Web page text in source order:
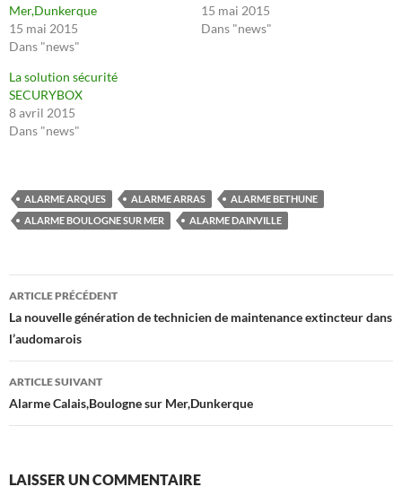
Mer,Dunkerque
15 mai 2015
Dans "news"
15 mai 2015
Dans "news"
La solution sécurité
SECURYBOX
8 avril 2015
Dans "news"
ALARME ARQUES ALARME ARRAS
ALARME BETHUNE
ALARME BOULOGNE SUR MER
ALARME DAINVILLE
Navigation
des
articles
ARTICLE PRÉCÉDENT
La nouvelle génération de technicien de maintenance extincteur dans
l’audomarois
ARTICLE SUIVANT
Alarme Calais,Boulogne sur Mer,Dunkerque
LAISSER UN COMMENTAIRE